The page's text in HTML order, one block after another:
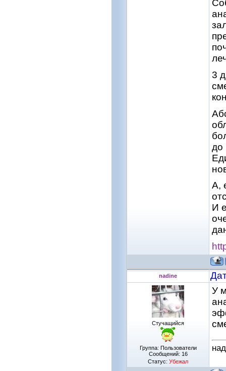
3
до
А,
И
nadine
Стучащийся
Группа: Пользователи
Сообщений: 16
Статус: Убежал
У